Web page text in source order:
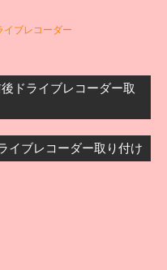
イブレコーダー
ドライブレコーダー取
イブレコーダー取り付け